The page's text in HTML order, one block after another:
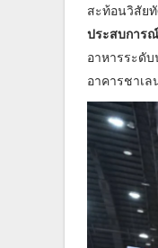
สะท้อนวิสัย
ประสบการ
อาหารระดั
อาคารชาเ